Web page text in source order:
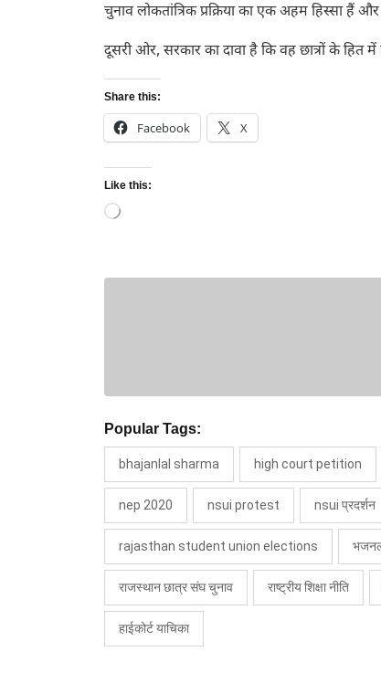
चुनाव लोकतांत्रिक प्रक्रिया का एक अहम हिस्सा हैं
दूसरी ओर, सरकार का दावा है कि वह छात्रों के हित
Share this:
Facebook X
Like this:
Loading…
Popular Tags:
bhajanlal sharma high court petition
nep 2020 nsui protest nsui प्रदर्शन
rajasthan student union elections
राजस्थान छात्र संघ चुनाव राष्ट्रीय शिक्षा नीति
हाईकोर्ट याचिका